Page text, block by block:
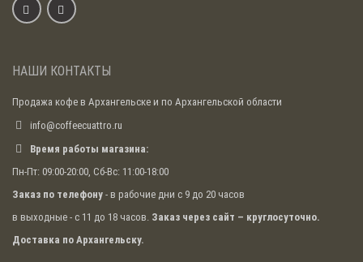
НАШИ КОНТАКТЫ
Продажа кофе в Архангельске и по Архангельской области
info@coffeecuattro.ru
Время работы магазина:
Пн-Пт: 09:00-20:00, Сб-Вс: 11:00-18:00
Заказ по телефону - в рабочие дни с 9 до 20 часов
в выходные - с 11 до 18 часов. Заказ через сайт – круглосуточно.
Доставка по Архангельску.